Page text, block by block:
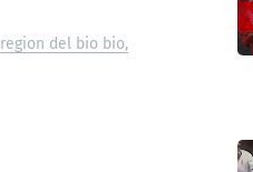
region del bio bio